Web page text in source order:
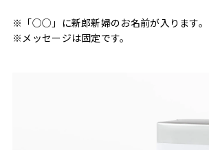
※「○○」に新郎新婦のお名前が入ります。
※メッセージは固定です。